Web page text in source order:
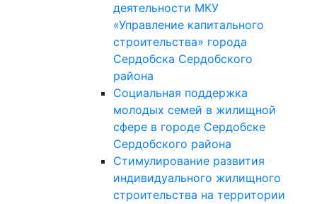
деятельности МКУ
«Управление капитального
строительства» города
Сердобска Сердобского
района
Социальная поддержка
молодых семей в жилищной
сфере в городе Сердобске
Сердобского района
Стимулирование развития
индивидуального жилищного
строительства на территории